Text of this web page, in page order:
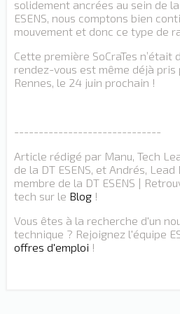
solidement ancrées au sein de
ESENS, nous comptons bien
mouvement et donc ce type de
Cette première SoCraTes n’était
rendez-vous est même déjà pris
Rennes, le 24 juin prochain !
------------------------------
Article rédigé par Manu, Tech
de la DT ESENS, et Andrés, Lead
membre de la DT ESENS |
tech sur le Blog !
Vous êtes à la recherche d'un
technique ? Rejoignez l'équipe
offres d'emploi !